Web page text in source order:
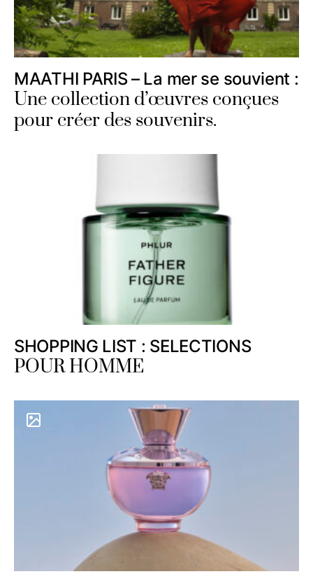
MAATHI PARIS – La mer se souvient :
Une collection d’œuvres conçues
pour créer des souvenirs.
SHOPPING LIST : SELECTIONS
POUR HOMME